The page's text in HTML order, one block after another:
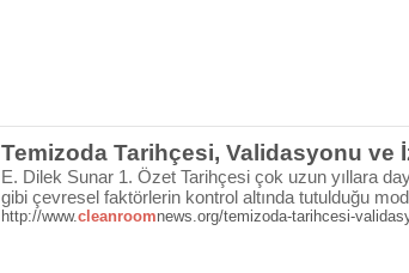
Temizoda Tarihçesi, Validasyonu ve
E. Dilek Sunar 1. Özet Tarihçesi çok uzun yıllara
gibi çevresel faktörlerin kontrol altında tutulduğu
http://www.cleanroomnews.org/temizoda-tarihcesi-